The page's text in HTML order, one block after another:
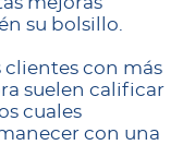
su bolsillo.
clientes con más
suelen calificar
cuales
con una